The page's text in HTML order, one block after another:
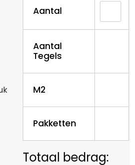
Aantal
Aantal
Tegels
M2
Pakketten